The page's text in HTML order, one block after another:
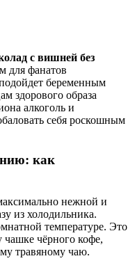
с вишней без
для фанатов
беременным
здорового образа
алкоголь и
себя роскошным
как
нежной и
из холодильника.
температуре. Это
чашке чёрного кофе,
травяному чаю.